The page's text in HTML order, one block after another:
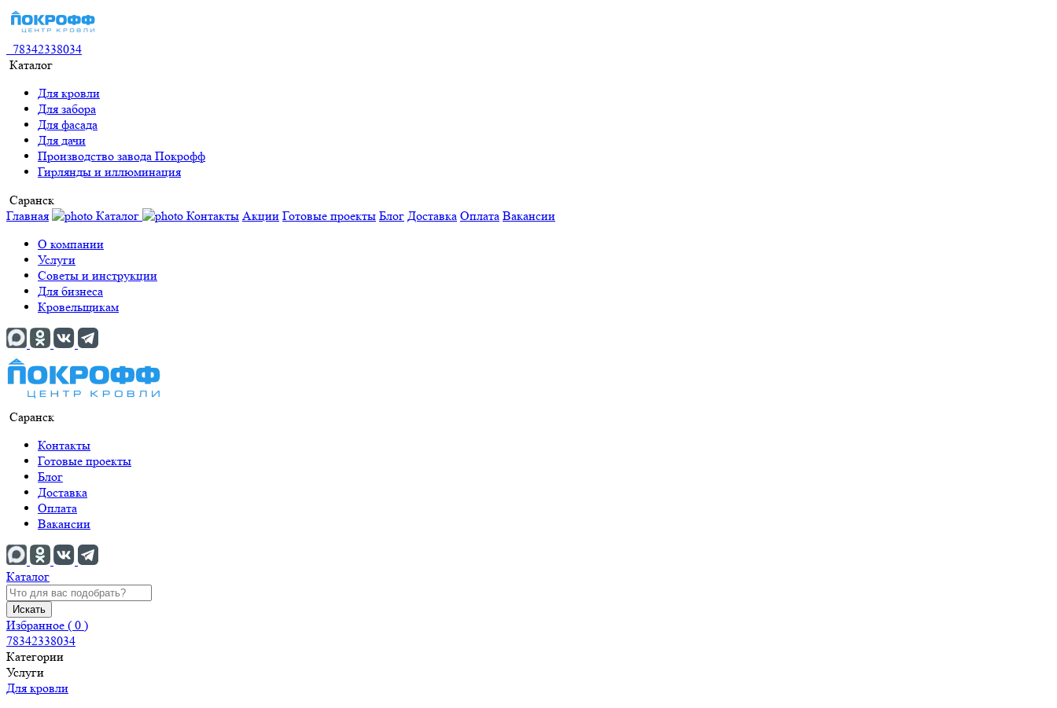
78342338034
Каталог
Для кровли
Для забора
Для фасада
Для дачи
Производство завода Покрофф
Гирлянды и иллюминация
Саранск
Главная
Каталог Контакты Акции Готовые проекты Блог Доставка Оплата Вакансии
О компании
Услуги
Советы и инструкции
Для бизнеса
Кровельщикам
Саранск
Контакты
Готовые проекты
Блог
Доставка
Оплата
Вакансии
Каталог
Искать
Избранное ( 0 )
78342338034
Категории
Услуги
Для кровли